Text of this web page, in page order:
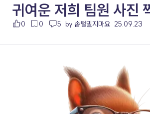
귀여운 저희 팀원 사진
0 0 5 by 솜털밀지마요 25.09.23